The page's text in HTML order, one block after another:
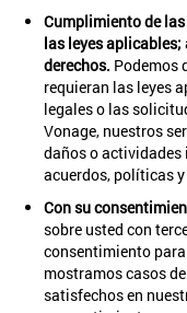
Cumplimiento de
las leyes
derechos. Podemos
requieran las leyes
legales o las
Vonage, nuestros
daños o actividades
acuerdos, políticas
Con su
sobre usted con
consentimiento
mostramos casos
satisfechos en